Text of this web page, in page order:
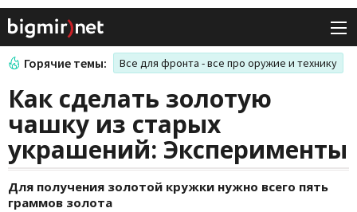
Горячие темы: Все для фронта - все про оружие и технику
Как сделать золотую
чашку из старых
украшений: Эксперименты
Для получения золотой кружки нужно всего пять
граммов золота